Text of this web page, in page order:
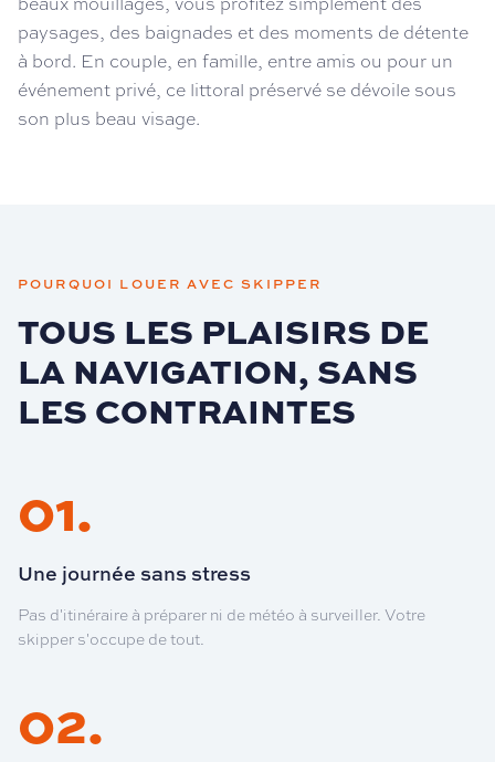
paysages, des baignades et des moments de détente
à bord. En couple, en famille, entre amis ou pour un
événement privé, ce littoral préservé se dévoile sous
son plus beau visage.
POURQUOI LOUER AVEC SKIPPER
TOUS LES PLAISIRS DE
LA NAVIGATION, SANS
LES CONTRAINTES
01.
Une journée sans stress
Pas d'itinéraire à préparer ni de météo à surveiller. Votre
skipper s'occupe de tout.
02.